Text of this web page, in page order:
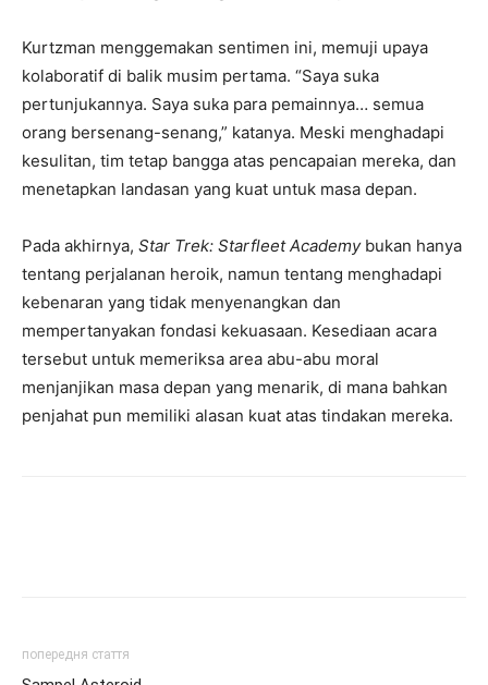
Kurtzman menggemakan sentimen ini, memuji upaya
kolaboratif di balik musim pertama. “Saya suka
pertunjukannya. Saya suka para pemainnya… semua
orang bersenang-senang,” katanya. Meski menghadapi
kesulitan, tim tetap bangga atas pencapaian mereka, dan
menetapkan landasan yang kuat untuk masa depan.
Pada akhirnya, Star Trek: Starfleet Academybukan hanya
tentang perjalanan heroik, namun tentang menghadapi
kebenaran yang tidak menyenangkan dan
mempertanyakan fondasi kekuasaan. Kesediaan acara
tersebut untuk memeriksa area abu-abu moral
menjanjikan masa depan yang menarik, di mana bahkan
penjahat pun memiliki alasan kuat atas tindakan mereka.
попередня стаття